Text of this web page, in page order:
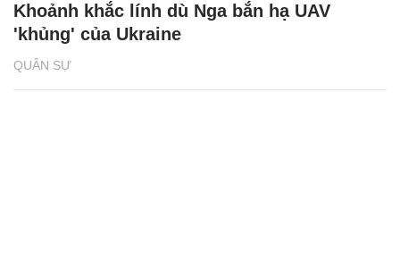
QUÂN SỰ
Khoảnh khắc lính dù Nga bắn hạ UAV
'khủng' của Ukraine